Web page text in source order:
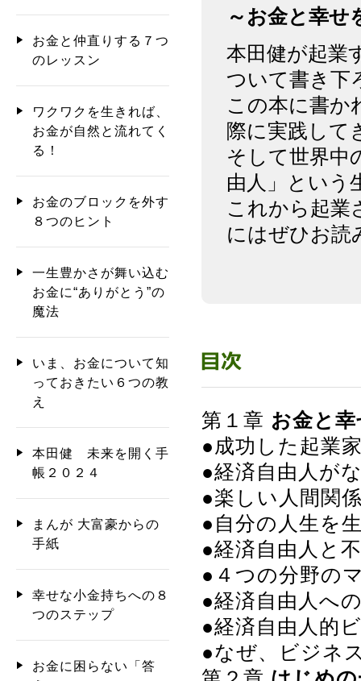
～お金と幸せ
本田健が起業
ついて書き下
この本に書か
際に実践して
そして世界中
由人」という
これから起業
にはぜひお読
第１章 お金と
●成功した起業
●経済自由人が
●楽しい人間関
●自分の人生を
●経済自由人と
●４つの分野の
●経済自由人へ
●経済自由人的
●なぜ、ビジネ
お金と仲直りする７つ
のレッスン
ワクワクを生きれば、
お金が自然と流れてく
る！
お金のブロックを外す
８つのヒント
一生豊かさが舞い込む
お金に“ありがとう”の
魔法
いま、お金について知
っておきたい６つの教
え
本田健 未来を開く手
帳２０２４
まんが 大富豪からの
手紙
幸せな小金持ちへの８
つのステップ
お金に困らない「答